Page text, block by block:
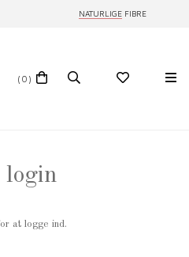
NATURLIGE FIBRE
(0)
login
at logge ind.